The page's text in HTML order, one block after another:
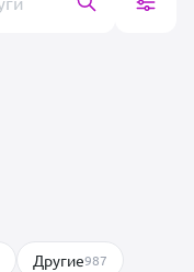
Другие987